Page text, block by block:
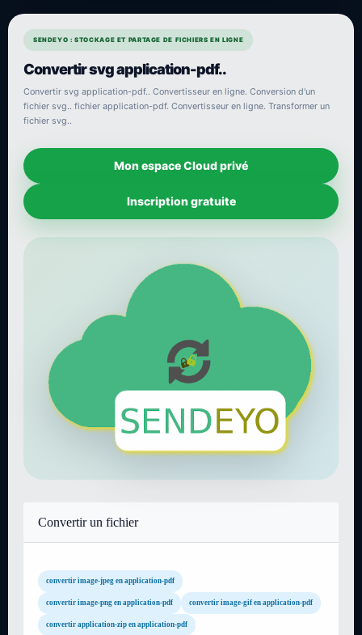
SENDEYO : STOCKAGE ET PARTAGE DE FICHIERS EN LIGNE
Convertir svg application-pdf..
Convertir svg application-pdf.. Convertisseur en ligne. Conversion d'un
fichier svg.. fichier application-pdf. Convertisseur en ligne. Transformer un
fichier svg..
Mon espace Cloud privé
Inscription gratuite
Convertir un fichier
convertir image-jpeg en application-pdf
convertir image-png en application-pdf convertir image-gif en application-pdf
convertir application-zip en application-pdf